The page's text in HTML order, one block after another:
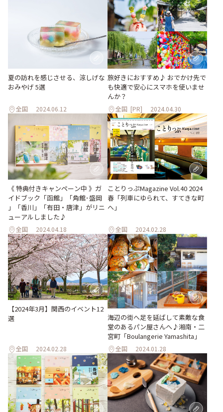
夏の訪れを感じさせる、涼しげな
おみやげ 5選
全国 2024.06.12
旅好きにおすすめ♪ おでかけ先で
も快適で安心にスマホを使いませ
んか？
全国 [PR] 2024.04.30
《 特典付きキャンペーン中 》ガ
イドブック「函館」「角館･盛岡
」「香川」「有田・唐津」がリニ
ューアルしました♪
全国 2024.04.18
ことりっぷMagazine Vol.40 2024
春「列車にゆられて、すてきな町
へ」
全国 2024.02.28
【2024年3月】関西のイベント12
選
全国 2024.02.28
海辺の街へ足を延ばして素敵な食
堂のあるパン屋さんへ♪湘南・二
宮町「Boulangerie Yamashita」
全国 2024.01.28